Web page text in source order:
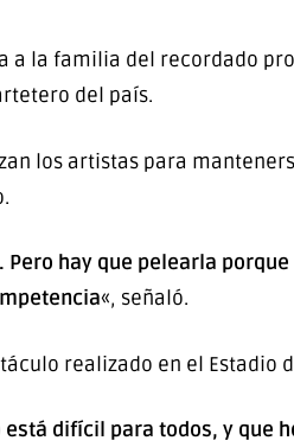
a la familia del recordado
del país.
los artistas para
hay que pelearla
«, señaló.
realizado en el Estadio
difícil para todos, y que